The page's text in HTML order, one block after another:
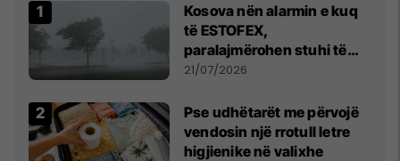
Kosova nën alarmin e kuq
të ESTOFEX,
paralajmërohen stuhi të
fuqishme me breshër dhe
21/07/2026
Pse udhëtarët me përvojë
vendosin një rrotull letre
higjienike në valixhe